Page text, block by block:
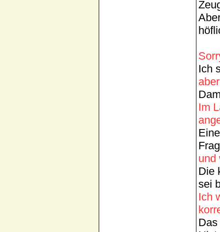
Ich
Im
und
Die
sei
Ich